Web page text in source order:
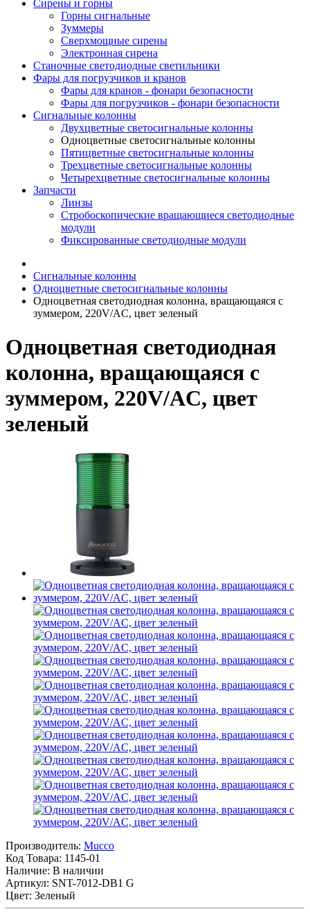
Сирены и горны
Горны сигнальные
Зуммеры
Сверхмощные сирены
Электронная сирена
Станочные светодиодные светильники
Фары для погрузчиков и кранов
Фары для кранов - фонари безопасности
Фары для погрузчиков - фонари безопасности
Сигнальные колонны
Двухцветные светосигнальные колонны
Одноцветные светосигнальные колонны
Пятицветные светосигнальные колонны
Трехцветные светосигнальные колонны
Четырехцветные светосигнальные колонны
Запчасти
Линзы
Стробоскопические вращающиеся светодиодные
модули
Фиксированные светодиодные модули
Сигнальные колонны
Одноцветные светосигнальные колонны
Одноцветная светодиодная колонна, вращающаяся с
зуммером, 220V/AC, цвет зеленый
Одноцветная светодиодная
колонна, вращающаяся с
зуммером, 220V/AC, цвет
зеленый
Производитель: Mucco
Код Товара: 1145-01
Наличие: В наличии
Артикул: SNT-7012-DB1 G
Цвет: Зеленый